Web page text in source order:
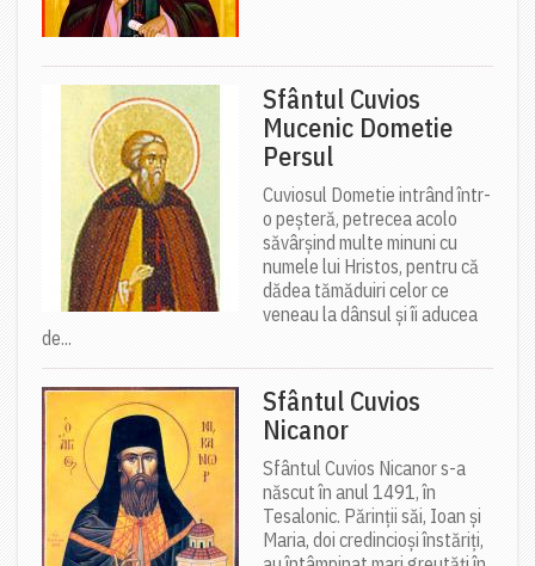
Sfântul Cuvios
Mucenic Dometie
Persul
Cuviosul Dometie intrând într-
o peșteră, petrecea acolo
săvârșind multe minuni cu
numele lui Hristos, pentru că
dădea tămăduiri celor ce
veneau la dânsul și îi aducea
de...
Sfântul Cuvios
Nicanor
Sfântul Cuvios Nicanor s-a
născut în anul 1491, în
Tesalonic. Părinții săi, Ioan și
Maria, doi credincioși înstăriți,